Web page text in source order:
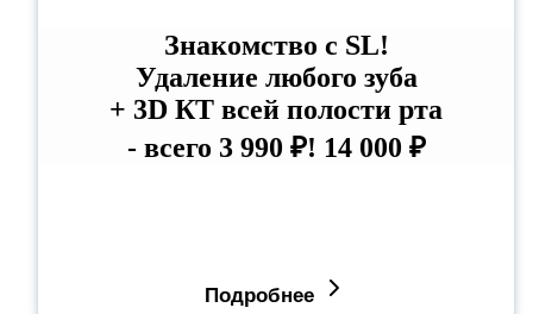
Знакомство с SL!
Удаление любого зуба
+ 3D КТ всей полости рта
- всего 3 990 ₽! 14 000 ₽
Подробнее